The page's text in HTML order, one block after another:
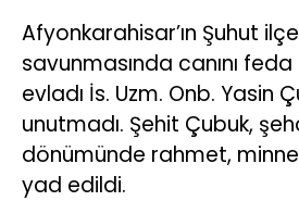
Afyonkarahisar’ın Şuhut
savunmasında canını
evladı İs. Uzm. Onb. Yasin
unutmadı. Şehit Çubuk,
dönümünde rahmet,
yad edildi.